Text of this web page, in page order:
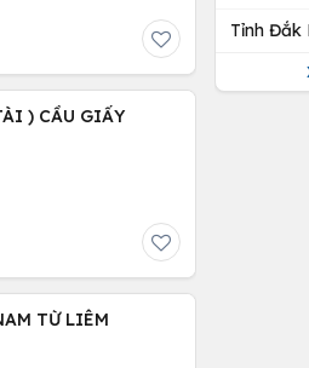
) CẦU GIẤY
TỪ LIÊM
Tỉnh Đắk